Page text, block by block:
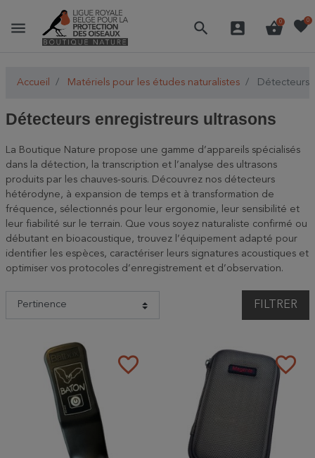
menu search account_box shopping_basket
0 favorite0
Accueil Matériels pour les études naturalistes Détecteurs
Détecteurs enregistreurs ultrasons
La Boutique Nature propose une gamme d’appareils spécialisés
dans la détection, la transcription et l’analyse des ultrasons
produits par les chauves-souris. Découvrez nos détecteurs
hétérodyne, à expansion de temps et à transformation de
fréquence, sélectionnés pour leur ergonomie, leur sensibilité et
leur fiabilité sur le terrain. Que vous soyez naturaliste confirmé ou
débutant en bioacoustique, trouvez l’équipement adapté pour
identifier les espèces, caractériser leurs signatures acoustiques et
optimiser vos protocoles d’enregistrement et d’observation.
FILTRER
favorite_border favorite_border